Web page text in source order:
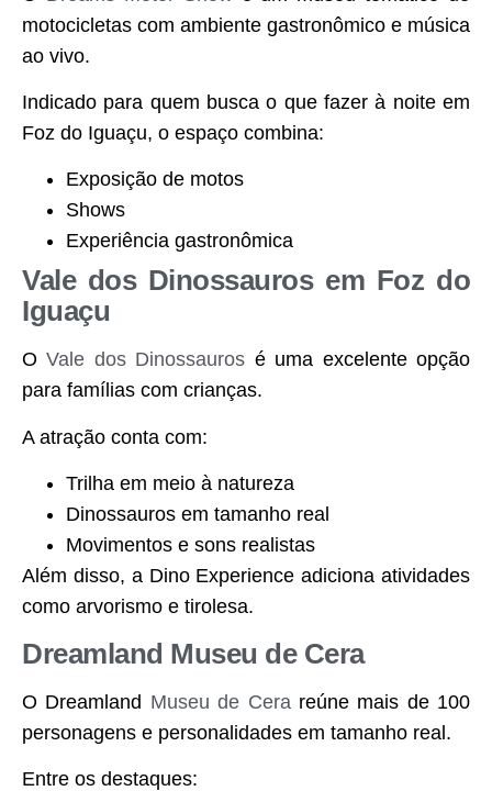
motocicletas com ambiente gastronômico e música
ao vivo.
Indicado para quem busca o que fazer à noite em
Foz do Iguaçu, o espaço combina:
Exposição de motos
Shows
Experiência gastronômica
Vale dos Dinossauros em Foz do
Iguaçu
OVale dos Dinossauros é uma excelente opção
para famílias com crianças.
A atração conta com:
Trilha em meio à natureza
Dinossauros em tamanho real
Movimentos e sons realistas
Além disso, a Dino Experience adiciona atividades
como arvorismo e tirolesa.
Dreamland Museu de Cera
O Dreamland Museu de Cera reúne mais de 100
personagens e personalidades em tamanho real.
Entre os destaques: